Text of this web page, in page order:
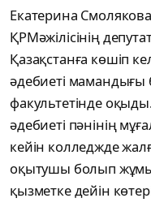
Екатерина
ҚРМәжілісінің
Қазақстанға көшіп
әдебиеті
факультетінде
әдебиеті пәнінің
кейін колледжде
оқытушы болып
қызметке дейін